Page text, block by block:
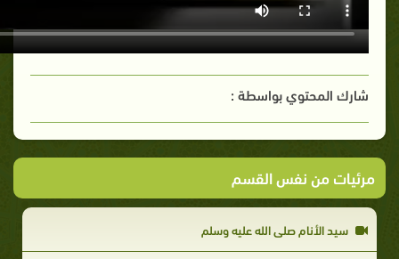
شارك المحتوي بواسطة :
مرئيات من نفس القسم
سيد الأنام صلى الله عليه وسلم